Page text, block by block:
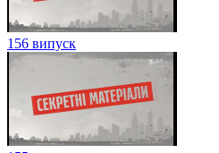
156 випуск